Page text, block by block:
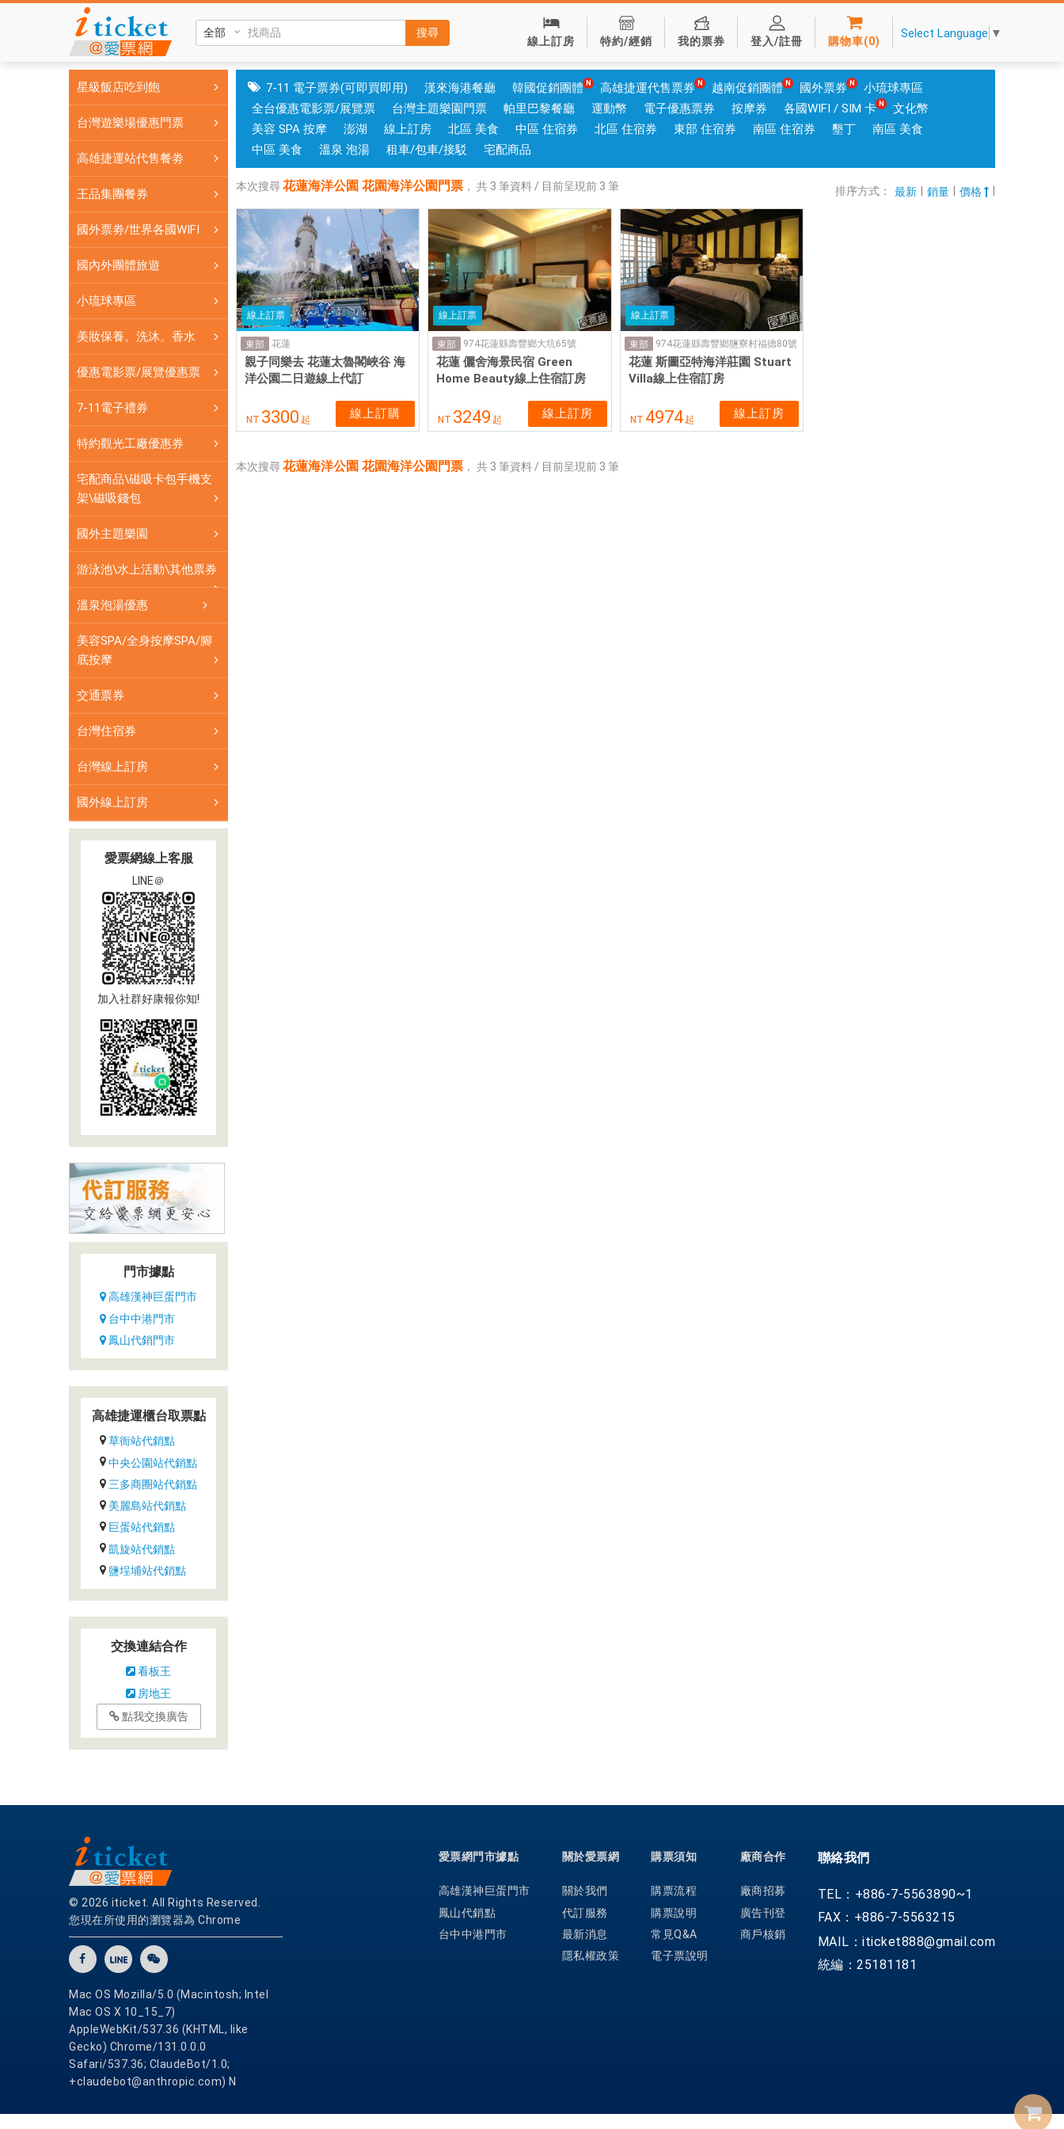
洋
花
園
海
園
門
銷
各
式
餐
券
盡
有
搜尋
線上訂房 特約/經銷 我的票券 登入/註冊 購物車(0)
Select Language ▼
星級飯店吃到飽
台灣遊樂場優惠門票
高雄捷運站代售餐劵
王品集團餐券
國外票劵/世界各國WIFI
國內外團體旅遊
小琉球專區
美妝保養。洗沐。香水
優惠電影票/展覽優惠票
7-11電子禮券
特約觀光工廠優惠券
宅配商品\磁吸卡包手機支
架\磁吸錢包
國外主題樂園
游泳池\水上活動\其他票券
溫泉泡湯優惠
美容SPA/全身按摩SPA/腳
底按摩
交通票券
台灣住宿券
台灣線上訂房
國外線上訂房
愛票網線上客服
LINE＠
加入社群好康報你知!
門市據點
高雄漢神巨蛋門市
台中中港門市
鳳山代銷門市
高雄捷運櫃台取票點
草衙站代銷點
中央公園站代銷點
三多商圈站代銷點
美麗島站代銷點
巨蛋站代銷點
凱旋站代銷點
鹽埕埔站代銷點
交換連結合作
看板王
房地王
點我交換廣告
7-11 電子票券(可即買即用) 漢來海港餐廳 韓國促銷團體 高雄捷運代售票券 越南促銷團體 國外票券
小琉球專區
全台優惠電影票/展覽票
台灣主題樂園門票 帕里巴黎餐廳 運動幣 電子優惠票券 按摩券 各國WIFI / SIM 卡
文化幣
美容 SPA 按摩
澎湖 線上訂房 北區 美食 中區 住宿券 北區 住宿券 東部 住宿券 南區 住宿券 墾丁
南區 美食
中區 美食
溫泉 泡湯 租車/包車/接駁 宅配商品
本次搜尋 花蓮海洋公園 花園海洋公園門票 ， 共 3 筆資料 / 目前呈現前 3 筆 排序方式： 最新 銷量 價格
線上訂票
東部 花蓮
親子同樂去 花蓮太魯閣峽谷 海
洋公園二日遊線上代訂
NT 3300 起 線上訂購
線上訂票
東部 974花蓮縣壽豐鄉大坑65號
花蓮 儷舍海景民宿 Green
Home Beauty線上住宿訂房
NT 3249 起 線上訂房
線上訂票
東部 974花蓮縣壽豐鄉鹽寮村福德80號
花蓮 斯圖亞特海洋莊園 Stuart
Villa線上住宿訂房
NT 4974 起 線上訂房
本次搜尋 花蓮海洋公園 花園海洋公園門票 ， 共 3 筆資料 / 目前呈現前 3 筆
© 2026 iticket. All Rights Reserved.
您現在所使用的瀏覽器為 Chrome
Mac OS Mozilla/5.0 (Macintosh; Intel
Mac OS X 10_15_7)
AppleWebKit/537.36 (KHTML, like
Gecko) Chrome/131.0.0.0
Safari/537.36; ClaudeBot/1.0;
+claudebot@anthropic.com) N
聯絡我們
TEL：+886-7-5563890~1
FAX：+886-7-5563215
MAIL：iticket888@gmail.com
統編：25181181
廠商合作
廠商招募
廣告刊登
商戶核銷
購票須知
購票流程
購票說明
常見Q&A
電子票說明
關於愛票網
關於我們
代訂服務
最新消息
隱私權政策
愛票網門市據點
高雄漢神巨蛋門市
鳳山代銷點
台中中港門市